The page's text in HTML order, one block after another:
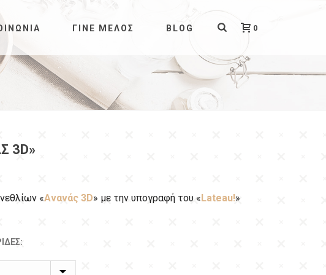
ΓΊΝΕ ΜΈΛΟΣ BLOG 0
3D»
«Ανανάς 3D» με την υπογραφή του «Lateau!»